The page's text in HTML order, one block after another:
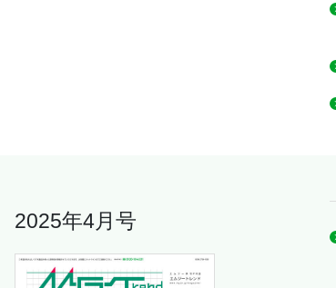
2025年4月号